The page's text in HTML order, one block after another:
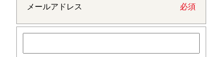
メールアドレス 必須